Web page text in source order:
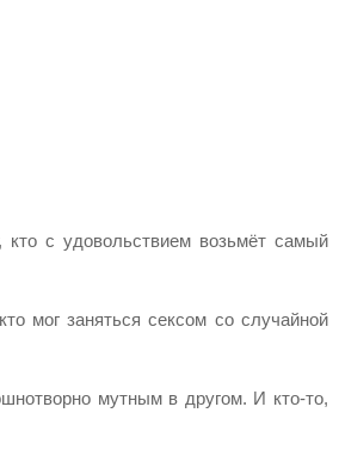
с удовольствием возьмёт самый
мог заняться сексом со случайной
мутным в другом. И кто-то,